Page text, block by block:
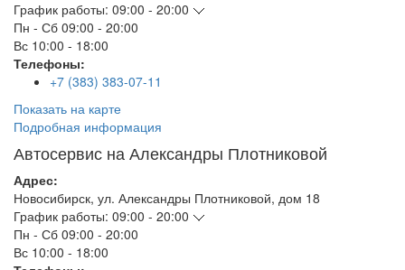
График работы: 09:00 - 20:00
Пн - Сб 09:00 - 20:00
Вс 10:00 - 18:00
Телефоны:
+7 (383) 383-07-11
Показать на карте
Подробная информация
Автосервис на Александры Плотниковой
Адрес:
Новосибирск, ул. Александры Плотниковой, дом 18
График работы: 09:00 - 20:00
Пн - Сб 09:00 - 20:00
Вс 10:00 - 18:00